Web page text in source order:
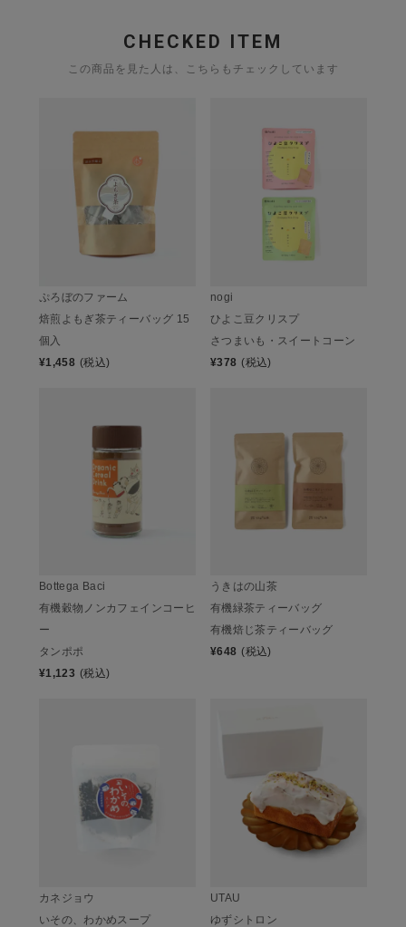
CHECKED ITEM
この商品を見た人は、こちらもチェックしています
ぷろぼのファーム
焙煎よもぎ茶ティーバッグ 15
個入
¥1,458 (税込)
nogi
ひよこ豆クリスプ
さつまいも・スイートコーン
¥378 (税込)
Bottega Baci
有機穀物ノンカフェインコーヒ
ー
タンポポ
¥1,123 (税込)
うきはの山茶
有機緑茶ティーバッグ
有機焙じ茶ティーバッグ
¥648 (税込)
カネジョウ
いその、わかめスープ
UTAU
ゆずシトロン